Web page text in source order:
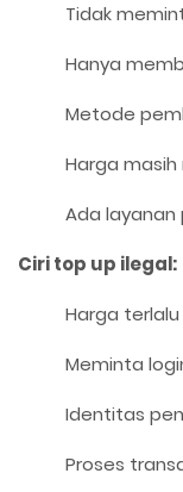
Tidak
Hanya
Metode
Harga masih
Ada layanan
Ciri top up ilegal:
Harga
Meminta
Identitas
Proses